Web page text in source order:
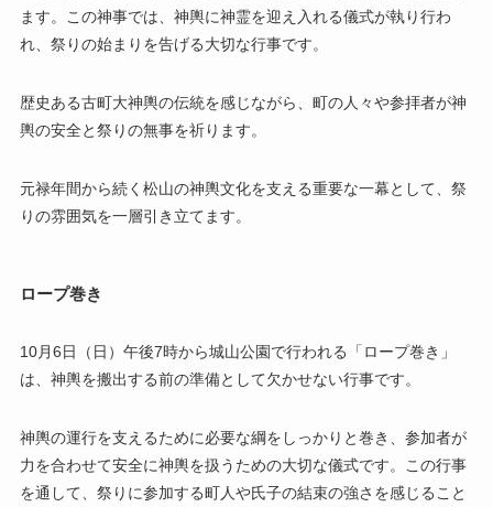
ます。この神事では、神輿に神霊を迎え入れる儀式が執り行わ
れ、祭りの始まりを告げる大切な行事です。
歴史ある古町大神輿の伝統を感じながら、町の人々や参拝者が神
輿の安全と祭りの無事を祈ります。
元禄年間から続く松山の神輿文化を支える重要な一幕として、祭
りの雰囲気を一層引き立てます。
ロープ巻き
10月6日（日）午後7時から城山公園で行われる「ロープ巻き」
は、神輿を搬出する前の準備として欠かせない行事です。
神輿の運行を支えるために必要な綱をしっかりと巻き、参加者が
力を合わせて安全に神輿を扱うための大切な儀式です。この行事
を通して、祭りに参加する町人や氏子の結束の強さを感じること